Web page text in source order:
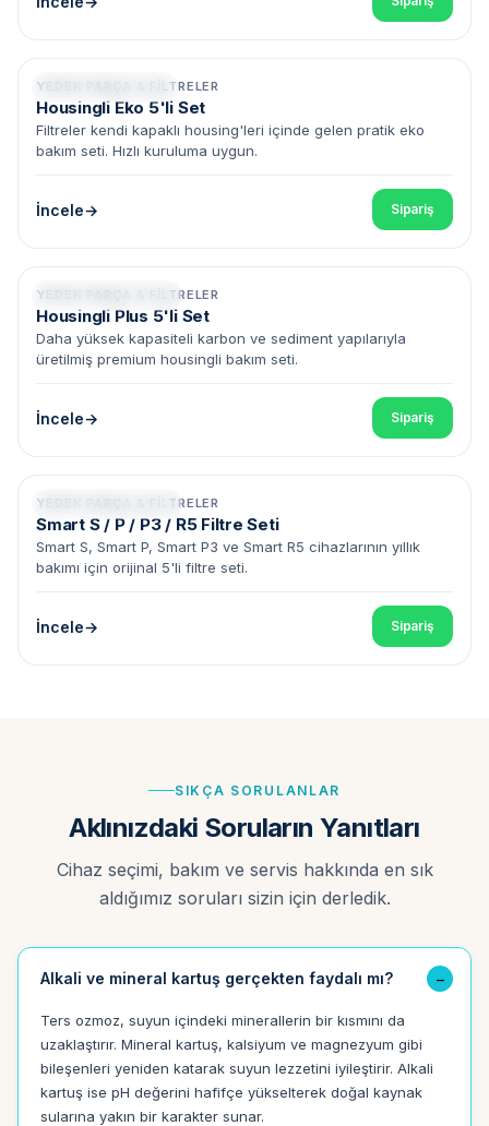
Housing Dahil • Eko
YEDEK PARÇA & FILTRELER
Housingli Eko 5'li Set
Filtreler kendi kapaklı housing'leri içinde gelen pratik eko
bakım seti. Hızlı kuruluma uygun.
İncele Sipariş
Housing Dahil • Plus
YEDEK PARÇA & FILTRELER
Housingli Plus 5'li Set
Daha yüksek kapasiteli karbon ve sediment yapılarıyla
üretilmiş premium housingli bakım seti.
İncele Sipariş
Smart Serisi Uyumlu
YEDEK PARÇA & FILTRELER
Smart S / P / P3 / R5 Filtre Seti
Smart S, Smart P, Smart P3 ve Smart R5 cihazlarının yıllık
bakımı için orijinal 5'li filtre seti.
İncele Sipariş
SIKÇA SORULANLAR
Aklınızdaki Soruların Yanıtları
Cihaz seçimi, bakım ve servis hakkında en sık
aldığımız soruları sizin için derledik.
Alkali ve mineral kartuş gerçekten faydalı mı?
Ters ozmoz, suyun içindeki minerallerin bir kısmını da
uzaklaştırır. Mineral kartuş, kalsiyum ve magnezyum gibi
bileşenleri yeniden katarak suyun lezzetini iyileştirir. Alkali
kartuş ise pH değerini hafifçe yükselterek doğal kaynak
sularına yakın bir karakter sunar.